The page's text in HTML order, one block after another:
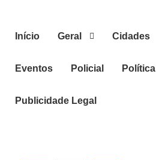
Início Geral Cidades
Eventos Policial Política
Publicidade Legal